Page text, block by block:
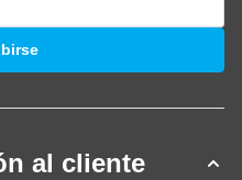
al cliente